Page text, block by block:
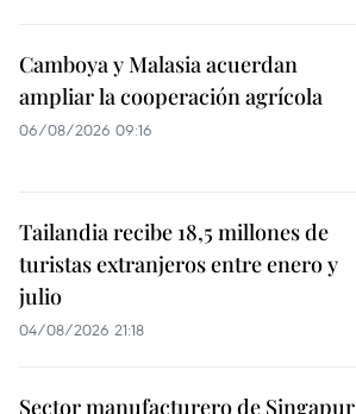
Camboya y Malasia acuerdan
ampliar la cooperación agrícola
06/08/2026 09:16
Tailandia recibe 18,5 millones de
turistas extranjeros entre enero y
julio
04/08/2026 21:18
Sector manufacturero de Singapur